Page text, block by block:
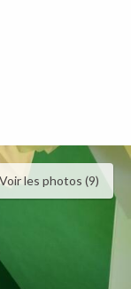
les photos (9)